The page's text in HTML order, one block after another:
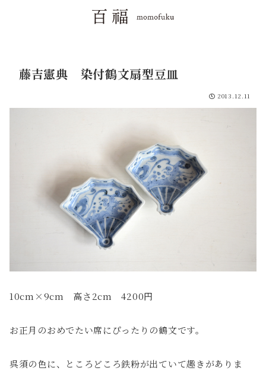
藤吉憲典 染付鶴文扇型豆皿
2013.12.11
10cm×9cm 高さ2cm 4200円
お正月のおめでたい席にぴったりの鶴文です。
呉須の色に、ところどころ鉄粉が出ていて趣きがありま